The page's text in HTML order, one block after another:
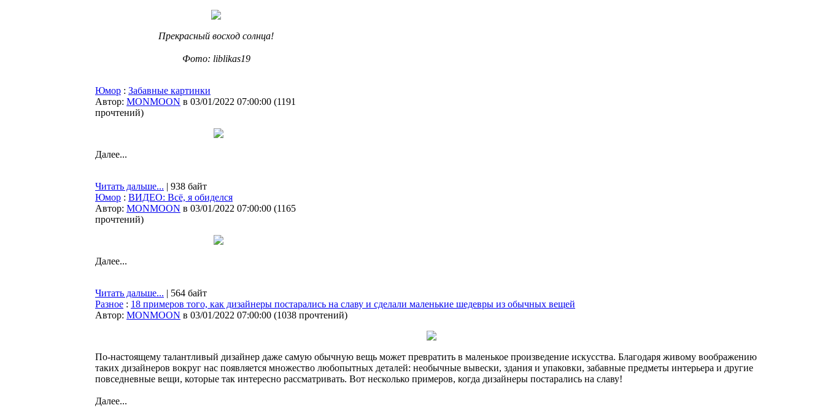
Прекрасный восход солнца!
Фото: liblikas19
Юмор : Забавные картинки
Автор: MONMOON в 03/01/2022 07:00:00 (1191
прочтений)
Далее...
Читать дальше... | 938 байт
Юмор : ВИДЕО: Всё, я обиделся
Автор: MONMOON в 03/01/2022 07:00:00 (1165
прочтений)
Далее...
Читать дальше... | 564 байт
Разное : 18 примеров того, как дизайнеры постарались на славу и сделали маленькие шедевры из обычных вещей
Автор: MONMOON в 03/01/2022 07:00:00 (1038 прочтений)
По-настоящему талантливый дизайнер даже самую обычную вещь может превратить в маленькое произведение искусства. Благодаря живому воображению
таких дизайнеров вокруг нас появляется множество любопытных деталей: необычные вывески, здания и упаковки, забавные предметы интерьера и другие
повседневные вещи, которые так интересно рассматривать. Вот несколько примеров, когда дизайнеры постарались на славу!
Далее...